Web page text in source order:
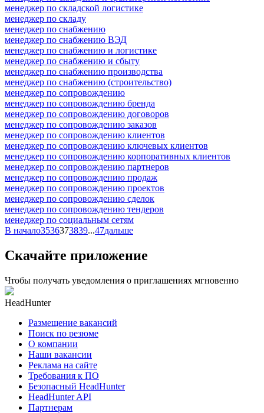
менеджер по складской логистике
менеджер по складу
менеджер по снабжению
менеджер по снабжению ВЭД
менеджер по снабжению и логистике
менеджер по снабжению и сбыту
менеджер по снабжению производства
менеджер по снабжению (строительство)
менеджер по сопровождению
менеджер по сопровождению бренда
менеджер по сопровождению договоров
менеджер по сопровождению заказов
менеджер по сопровождению клиентов
менеджер по сопровождению ключевых клиентов
менеджер по сопровождению корпоративных клиентов
менеджер по сопровождению партнеров
менеджер по сопровождению продаж
менеджер по сопровождению проектов
менеджер по сопровождению сделок
менеджер по сопровождению тендеров
менеджер по социальным сетям
В начало3536373839...47дальше
Скачайте приложение
Чтобы получать уведомления о приглашениях мгновенно
HeadHunter
Размещение вакансий
Поиск по резюме
О компании
Наши вакансии
Реклама на сайте
Требования к ПО
Безопасный HeadHunter
HeadHunter API
Партнерам